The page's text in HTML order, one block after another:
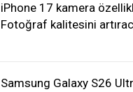
iPhone 17 kamera
Fotoğraf kalitesini
Samsung Galaxy S26